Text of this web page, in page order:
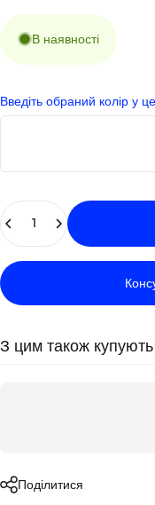
В наявності
Введіть обраний колір у
Кількість
З цим також купують
Поділитися